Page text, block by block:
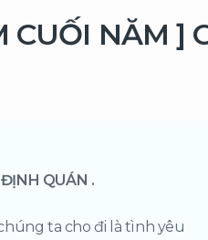
CUỐI NĂM ]
ĐỊNH QUÁN .
ta cho đi là tình yêu